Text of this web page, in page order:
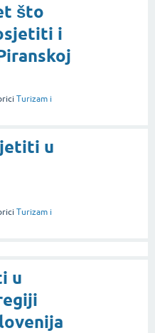
što
i
Turizam i
u
Turizam i
u